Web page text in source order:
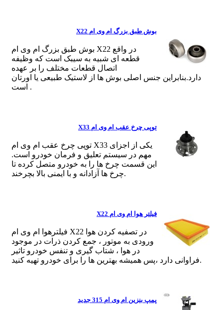
بوش طبق بزرگ ام وی ام X22
بوش طبق بزرگ ام وی ام X22 در واقع
قطعه ای شبیه به سیبک است که وظیفه
اتصال قطعات مختلف را بر عهده
دارد.بنابراین جنس اصلی بوش ها از لاستیک طبیعی یا اورتان
است .
توپی چرخ عقب ام وی ام X33
توپی چرخ عقب ام وی ام X33 یکی از اجزای
مهم در سیستم تعلیق و فرمان خودرو است.
این قسمت چرخ ها را به خودرو متصل کرده تا
چرخ ها آزادانه و با ایمنی بالا بچرخند.
فیلتر هوا ام وی ام X22
فیلترهوا ام وی ام X22 در تصفیه کردن هوا
ورودی به موتور ، جمع کردن ذرات در موجود
در هوا ، شتاب گیری و تنفس خودرو تاثیر
فراوانی دارد ،پس همیشه بهترین ها را برای خودرو تهیه کنید.
پمپ بنزین ام وی ام 315 جدید